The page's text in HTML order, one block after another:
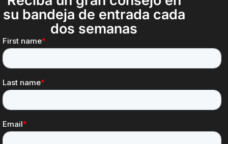
su bandeja de entrada cada
dos semanas